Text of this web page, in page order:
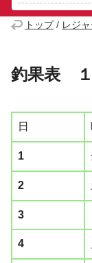
トップ/ レジ
釣果表 １
日
1
2
3
4